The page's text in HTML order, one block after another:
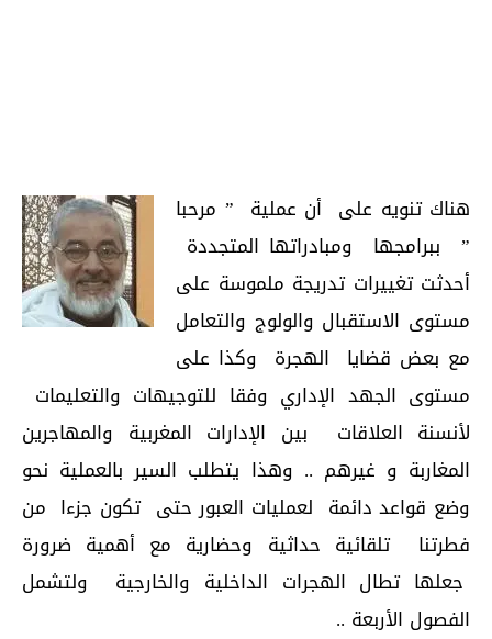
هناك تنويه على أن عملية ” مرحبا
” ببرامجها ومبادراتها المتجددة
أحدثت تغييرات تدريجة ملموسة على
مستوى الاستقبال والولوج والتعامل
مع بعض قضايا الهجرة وكذا على
مستوى الجهد الإداري وفقا للتوجيهات والتعليمات
لأنسنة العلاقات بين الإدارات المغربية والمهاجرين
المغاربة و غيرهم .. وهذا يتطلب السير بالعملية نحو
وضع قواعد دائمة لعمليات العبور حتى تكون جزءا من
فطرتنا تلقائية حداثية وحضارية مع أهمية ضرورة
جعلها تطال الهجرات الداخلية والخارجية ولتشمل
الفصول الأربعة ..